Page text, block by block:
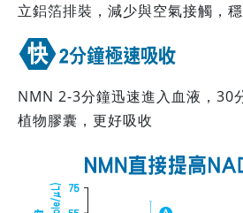
立鋁箔排裝，減少與空氣接觸，
NMN 2-3分鐘迅速進入血液，30
植物膠囊，更好吸收